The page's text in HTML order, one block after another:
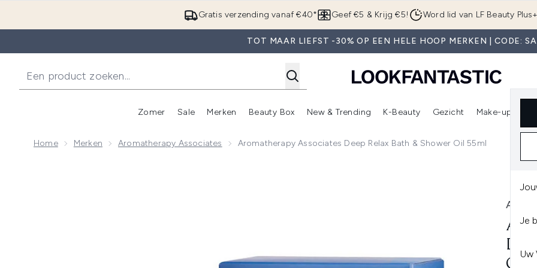
Overslaan naar de hoofdinhoud
Gratis verzending vanaf €40* Geef €5 & Krijg €5! Word lid van LF Beauty Plus+
TOT MAAR LIEFST -30% OP EEN HELE HOOP MERKEN | CODE:
Je
Uw
Zomer
Enter submenu (Zomer)
Sale
Enter submenu (Sale)
Merken
Enter submenu (Merken)
Beauty Box
Enter submenu (Beauty Box)
New & Trending
Enter submenu (New & Trending)
K-Beauty
Enter submenu (K-Beauty)
Gezicht Make-up
Home Merken Aromatherapy Associates Aromatherapy Associates Deep Relax Bath & Shower Oil 55ml
OIL